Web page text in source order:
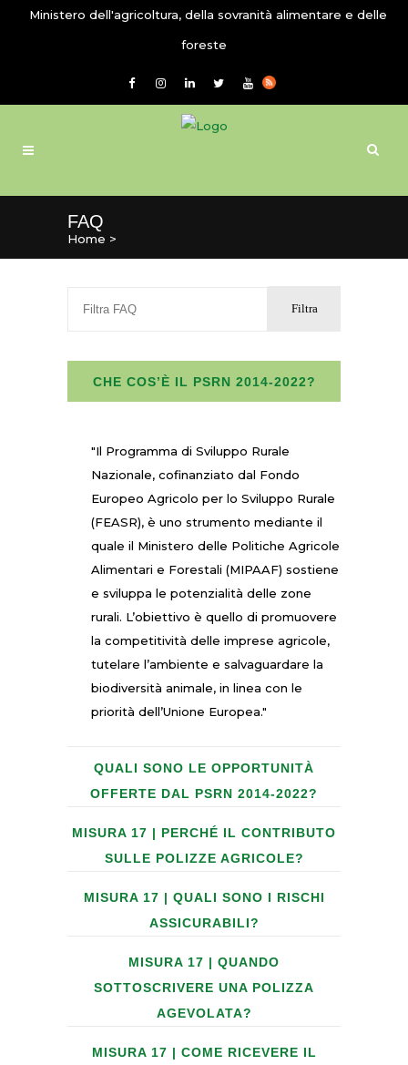
Ministero dell'agricoltura, della sovranità alimentare e delle
foreste
FAQ
Home >
CHE COS’È IL PSRN 2014-2022?
"Il Programma di Sviluppo Rurale
Nazionale, cofinanziato dal Fondo
Europeo Agricolo per lo Sviluppo Rurale
(FEASR), è uno strumento mediante il
quale il Ministero delle Politiche Agricole
Alimentari e Forestali (MIPAAF) sostiene
e sviluppa le potenzialità delle zone
rurali. L’obiettivo è quello di promuovere
la competitività delle imprese agricole,
tutelare l’ambiente e salvaguardare la
biodiversità animale, in linea con le
priorità dell’Unione Europea."
QUALI SONO LE OPPORTUNITÀ
OFFERTE DAL PSRN 2014-2022?
MISURA 17 | PERCHÉ IL CONTRIBUTO
SULLE POLIZZE AGRICOLE?
MISURA 17 | QUALI SONO I RISCHI
ASSICURABILI?
MISURA 17 | QUANDO
SOTTOSCRIVERE UNA POLIZZA
AGEVOLATA?
MISURA 17 | COME RICEVERE IL